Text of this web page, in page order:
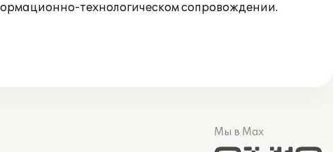
технологическом сопровождении.
Мы в Max